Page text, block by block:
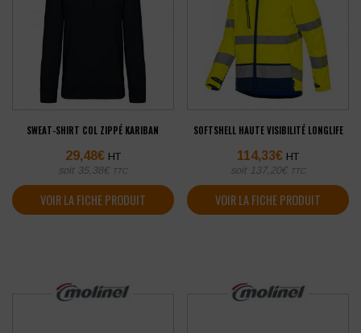
SWEAT-SHIRT COL ZIPPÉ KARIBAN
29,48€ HT
soit 35,38€ TTC
VOIR LA FICHE PRODUIT
SOFTSHELL HAUTE VISIBILITÉ LONGLIFE
114,33€ HT
soit 137,20€ TTC
VOIR LA FICHE PRODUIT